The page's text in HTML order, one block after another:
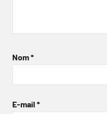
Nom*
E-mail *